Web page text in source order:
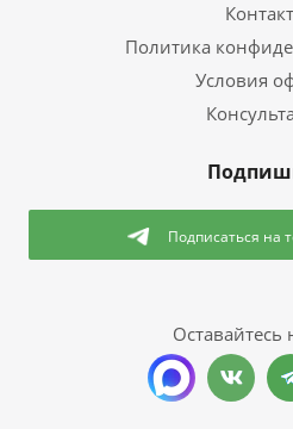
Политика
Условия
Подписаться на
Оставайтесь